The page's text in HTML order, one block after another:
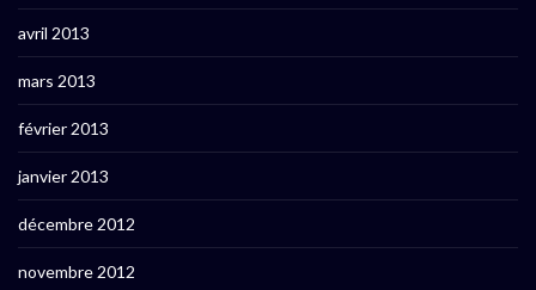
avril 2013
mars 2013
février 2013
janvier 2013
décembre 2012
novembre 2012